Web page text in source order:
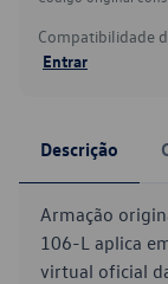
Compatibilidade
Entrar
Descrição
Armação
106-L aplica
virtual oficial